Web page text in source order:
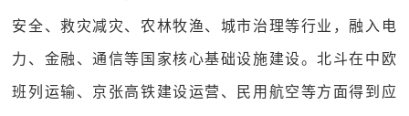
安全、救灾减灾、农林牧渔、城市治理等行业，融入电
力、金融、通信等国家核心基础设施建设。北斗在中欧
班列运输、京张高铁建设运营、民用航空等方面得到应